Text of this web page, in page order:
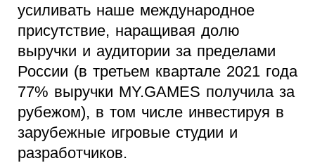
усиливать наше международное
присутствие, наращивая долю
выручки и аудитории за пределами
России (в третьем квартале 2021 года
77% выручки MY.GAMES получила за
рубежом), в том числе инвестируя в
зарубежные игровые студии и
разработчиков.